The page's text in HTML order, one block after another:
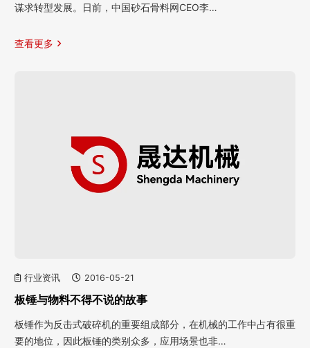
谋求转型发展。日前，中国砂石骨料网CEO李…
查看更多
行业资讯 2016-05-21
板锤与物料不得不说的故事
板锤作为反击式破碎机的重要组成部分，在机械的工作中占有很重
要的地位，因此板锤的类别众多，应用场景也非…